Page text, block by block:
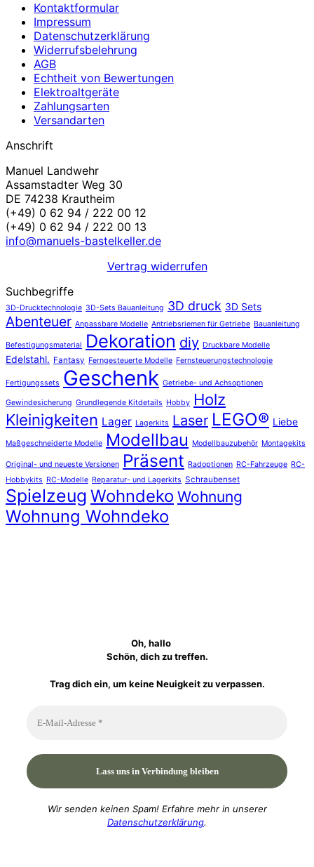
Kontaktformular
Impressum
Datenschutzerklärung
Widerrufsbelehrung
AGB
Echtheit von Bewertungen
Elektroaltgeräte
Zahlungsarten
Versandarten
Anschrift
Manuel Landwehr
Assamstadter Weg 30
DE 74238 Krautheim
(+49) 0 62 94 / 222 00 12
(+49) 0 62 94 / 222 00 13
info@manuels-bastelkeller.de
Vertrag widerrufen
Suchbegriffe
3D-Drucktechnologie 3D-Sets Bauanleitung 3D druck 3D Sets
Abenteuer Anpassbare Modelle Antriebsriemen für Getriebe Bauanleitung
Befestigungsmaterial Dekoration diy Druckbare Modelle
Edelstahl. Fantasy Ferngesteuerte Modelle Fernsteuerungstechnologie
Fertigungssets Geschenk Getriebe- und Achsoptionen
Gewindesicherung Grundlegende Kitdetails Hobby Holz
Kleinigkeiten Lager Lagerkits Laser LEGO® Liebe
Maßgeschneiderte Modelle Modellbau Modellbauzubehör Montagekits
Original- und neueste Versionen Präsent Radoptionen RC-Fahrzeuge RC-
Hobbykits RC-Modelle Reparatur- und Lagerkits Schraubenset
Spielzeug Wohndeko Wohnung
Wohnung Wohndeko
Oh, hallo
Schön, dich zu treffen.
Trag dich ein, um keine Neuigkeit zu verpassen.
Wir senden keinen Spam! Erfahre mehr in unserer
Datenschutzerklärung.